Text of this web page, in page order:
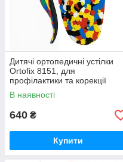
Дитячі ортопедичні устілки
Ortofix 8151, для
профілактики та корекції
плоскостопості
В наявності
640 ₴
Купити